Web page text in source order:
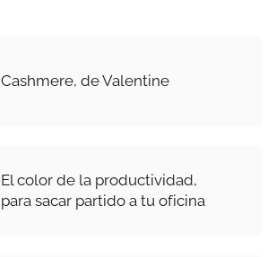
Cashmere, de Valentine
El color de la productividad,
para sacar partido a tu oficina